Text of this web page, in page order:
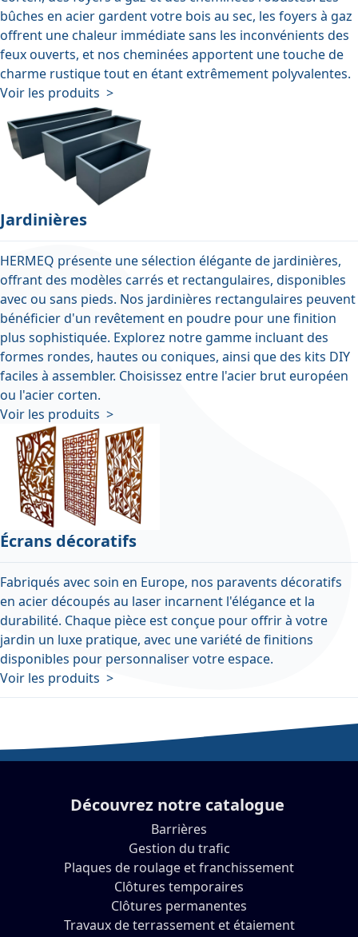
bûches en acier gardent votre bois au sec, les foyers à gaz
offrent une chaleur immédiate sans les inconvénients des
feux ouverts, et nos cheminées apportent une touche de
charme rustique tout en étant extrêmement polyvalentes.
Voir les produits >
Jardinières
HERMEQ présente une sélection élégante de jardinières,
offrant des modèles carrés et rectangulaires, disponibles
avec ou sans pieds. Nos jardinières rectangulaires peuvent
bénéficier d'un revêtement en poudre pour une finition
plus sophistiquée. Explorez notre gamme incluant des
formes rondes, hautes ou coniques, ainsi que des kits DIY
faciles à assembler. Choisissez entre l'acier brut européen
ou l'acier corten.
Voir les produits >
Écrans décoratifs
Fabriqués avec soin en Europe, nos paravents décoratifs
en acier découpés au laser incarnent l'élégance et la
durabilité. Chaque pièce est conçue pour offrir à votre
jardin un luxe pratique, avec une variété de finitions
disponibles pour personnaliser votre espace.
Voir les produits >
Découvrez notre catalogue
Barrières
Gestion du trafic
Plaques de roulage et franchissement
Clôtures temporaires
Clôtures permanentes
Travaux de terrassement et étaiement